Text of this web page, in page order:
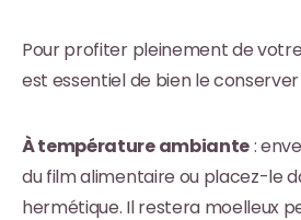
Pour profiter pleinement de
est essentiel de bien le conserver
À température ambiante:
du film alimentaire ou placez-le
hermétique. Il restera moelleux